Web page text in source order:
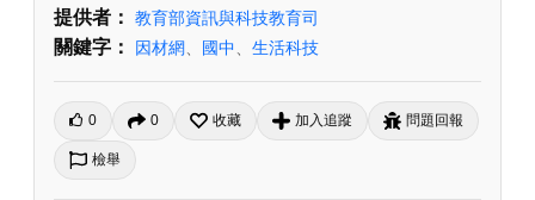
提供者： 教育部資訊與科技教育司
關鍵字： 因材網 國中 生活科技
0 0 收藏 加入追蹤 問題回報
檢舉